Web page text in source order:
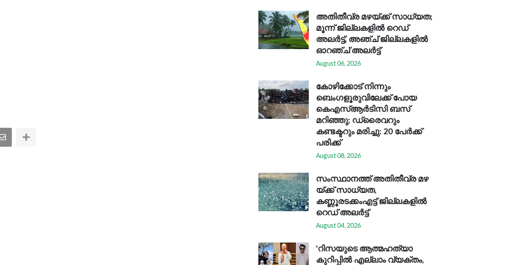
അതിതീവ്ര മഴയ്ക്ക് സാധ്യത;
മൂന്ന് ജില്ലകളിൽ റെഡ്
അലർട്ട്, അഞ്ച് ജില്ലകളിൽ
ഓറഞ്ച് അലർട്ട്
August 06, 2026
കോഴിക്കോട് നിന്നും
ബെംഗളൂരുവിലേക്ക് പോയ
കെഎസ്ആര്‍ടിസി ബസ്
മറിഞ്ഞു; ഡ്രൈവറും
കണ്ടക്ടറും മരിച്ചു: 20 പേര്‍ക്ക്
പരിക്ക്
August 08, 2026
സം​സ്ഥാ​ന​ത്ത് അ​തി​തീ​വ്ര മ​ഴ​
യ്ക്ക് സാ​ധ്യ​ത,
കണ്ണൂരടക്കംഎ​ട്ട് ജി​ല്ല​ക​ളി​ൽ
റെ​ഡ് അ​ലർ​ട്ട്
August 04, 2026
'റിസയുടെ ആത്മഹത്യാ
കുറിപ്പിൽ എല്ലാം വ്യക്തം,